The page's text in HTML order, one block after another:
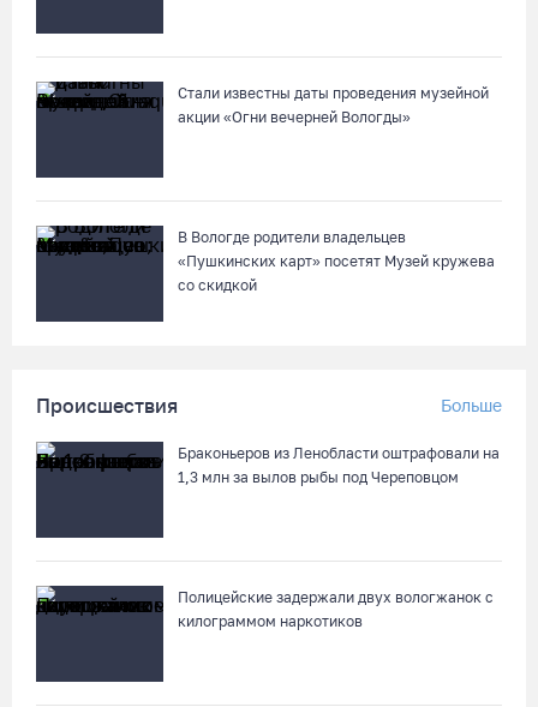
Вологжанам предлагают сосчитать на кустах домовых и
полевых воробьев
Стали известны даты проведения музейной
акции «Огни вечерней Вологды»
В Вологде родители владельцев
«Пушкинских карт» посетят Музей кружева
со скидкой
Происшествия Больше
Браконьеров из Ленобласти оштрафовали на
1,3 млн за вылов рыбы под Череповцом
Полицейские задержали двух вологжанок с
килограммом наркотиков